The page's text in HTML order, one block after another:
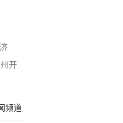
开
频道